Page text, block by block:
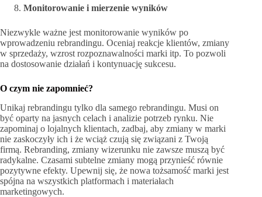
Monitorowanie i mierzenie wyników
Niezwykle ważne jest monitorowanie wyników po
wprowadzeniu rebrandingu. Oceniaj reakcje klientów, zmiany
w sprzedaży, wzrost rozpoznawalności marki itp. To pozwoli
na dostosowanie działań i kontynuację sukcesu.
O czym nie zapomnieć?
Unikaj rebrandingu tylko dla samego rebrandingu. Musi on
być oparty na jasnych celach i analizie potrzeb rynku. Nie
zapominaj o lojalnych klientach, zadbaj, aby zmiany w marki
nie zaskoczyły ich i że wciąż czują się związani z Twoją
firmą. Rebranding, zmiany wizerunku nie zawsze muszą być
radykalne. Czasami subtelne zmiany mogą przynieść równie
pozytywne efekty. Upewnij się, że nowa tożsamość marki jest
spójna na wszystkich platformach i materiałach
marketingowych.